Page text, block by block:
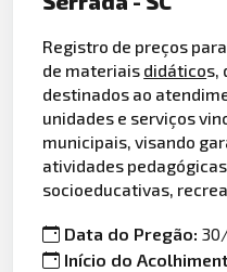
Registro de preços
de materiais didáticos,
destinados ao
unidades e serviços
municipais, visando
atividades
socioeducativas,
Data do Pregão:
Início do